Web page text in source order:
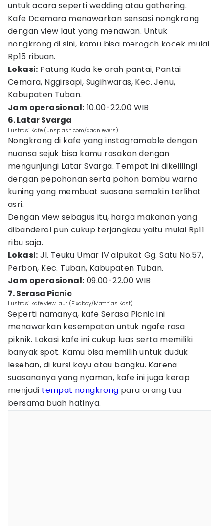
untuk acara seperti wedding atau gathering.
Kafe Dcemara menawarkan sensasi nongkrong
dengan view laut yang menawan. Untuk
nongkrong di sini, kamu bisa merogoh kocek mulai
Rp15 ribuan.
Lokasi: Patung Kuda ke arah pantai, Pantai
Cemara, Nggirsapi, Sugihwaras, Kec. Jenu,
Kabupaten Tuban.
Jam operasional: 10.00-22.00 WIB
6. Latar Svarga
Ilustrasi Kafe (unsplash.com/daan evers)
Nongkrong di kafe yang instagramable dengan
nuansa sejuk bisa kamu rasakan dengan
mengunjungi Latar Svarga. Tempat ini dikelilingi
dengan pepohonan serta pohon bambu warna
kuning yang membuat suasana semakin terlihat
asri.
Dengan view sebagus itu, harga makanan yang
dibanderol pun cukup terjangkau yaitu mulai Rp11
ribu saja.
Lokasi: Jl. Teuku Umar IV alpukat Gg. Satu No.57,
Perbon, Kec. Tuban, Kabupaten Tuban.
Jam operasional: 09.00-22.00 WIB
7. Serasa Picnic
Ilustrasi kafe view laut (Pixabay/Matthias Kost)
Seperti namanya, kafe Serasa Picnic ini
menawarkan kesempatan untuk ngafe rasa
piknik. Lokasi kafe ini cukup luas serta memiliki
banyak spot. Kamu bisa memilih untuk duduk
lesehan, di kursi kayu atau bangku. Karena
suasananya yang nyaman, kafe ini juga kerap
menjadi tempat nongkrong para orang tua
bersama buah hatinya.